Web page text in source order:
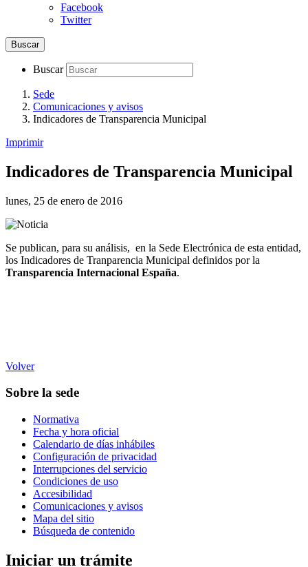
Facebook
Twitter
Buscar
Buscar
Sede
Comunicaciones y avisos
Indicadores de Transparencia Municipal
Imprimir
Indicadores de Transparencia Municipal
lunes, 25 de enero de 2016
Se publican, para su análisis, en la Sede Electrónica de esta entidad,
los Indicadores de Tranparencia Municipal definidos por la
Transparencia Internacional España.
Volver
Sobre la sede
Normativa
Fecha y hora oficial
Calendario de días inhábiles
Configuración de privacidad
Interrupciones del servicio
Condiciones de uso
Accesibilidad
Comunicaciones y avisos
Mapa del sitio
Búsqueda de contenido
Iniciar un trámite